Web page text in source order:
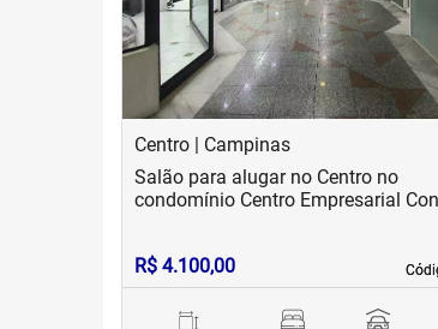
Centro | Campinas
Salão para alugar no Centro no
condomínio Centro Empresarial
R$ 4.100,00